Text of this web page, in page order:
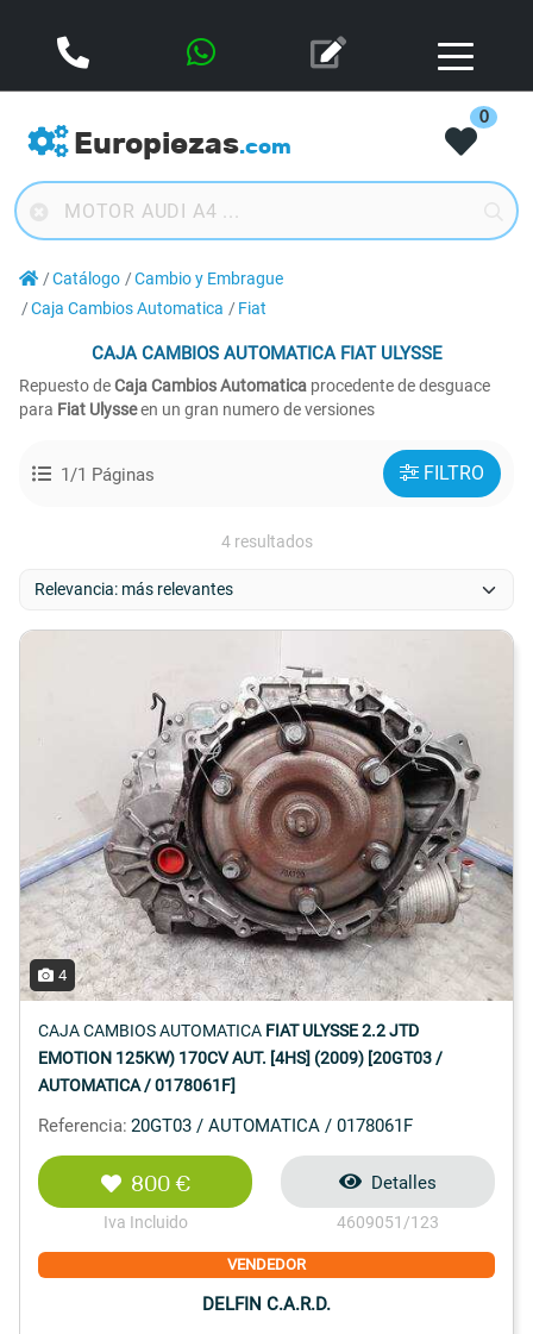
Europiezas.com
0
Catálogo
Cambio y Embrague
Caja Cambios Automatica
Fiat
CAJA CAMBIOS AUTOMATICAFIAT ULYSSE
Repuesto deCaja Cambios Automatica procedente de desguace
para Fiat Ulysseen un gran numero de versiones
1/1 Páginas FILTRO
4 resultados
4
CAJA CAMBIOS AUTOMATICA FIAT ULYSSE 2.2 JTD
EMOTION 125KW) 170CV AUT. [4HS] (2009) [20GT03 /
AUTOMATICA / 0178061F]
Referencia: 20GT03 / AUTOMATICA / 0178061F
800 €
Iva Incluido
Detalles
4609051/123
VENDEDOR
DELFIN C.A.R.D.